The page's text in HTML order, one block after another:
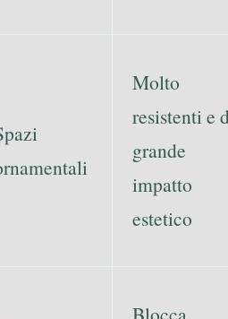
Molto
resistenti e
grande
impatto
estetico